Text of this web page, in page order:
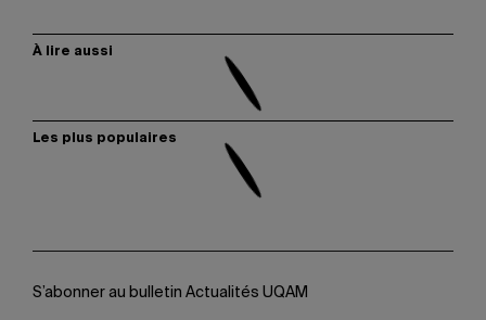
À lire aussi
Les plus populaires
S’abonner au bulletin Actualités UQAM